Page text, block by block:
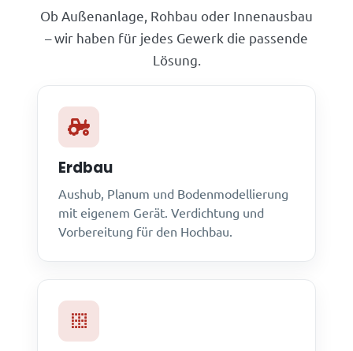
Ob Außenanlage, Rohbau oder Innenausbau
– wir haben für jedes Gewerk die passende
Lösung.
Erdbau
Aushub, Planum und Bodenmodellierung
mit eigenem Gerät. Verdichtung und
Vorbereitung für den Hochbau.